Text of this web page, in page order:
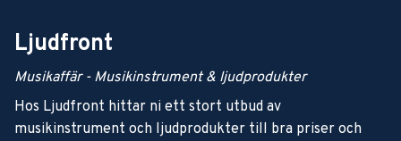
Ljudfront
Musikaffär - Musikinstrument & ljudprodukter
Hos Ljudfront hittar ni ett stort utbud av
musikinstrument och ljudprodukter till bra priser och